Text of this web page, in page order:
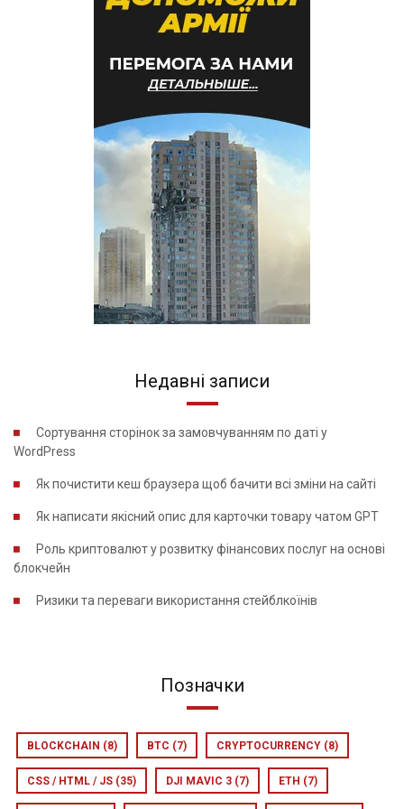
Недавні записи
Сортування сторінок за замовчуванням по даті у
WordPress
Як почистити кеш браузера щоб бачити всі зміни на сайті
Як написати якісний опис для карточки товару чатом GPT
Роль криптовалют у розвитку фінансових послуг на основі
блокчейн
Ризики та переваги використання стейблкоїнів
Позначки
BLOCKCHAIN (8) BTC (7) CRYPTOCURRENCY (8)
CSS / HTML / JS (35) DJI MAVIC 3 (7) ETH (7)